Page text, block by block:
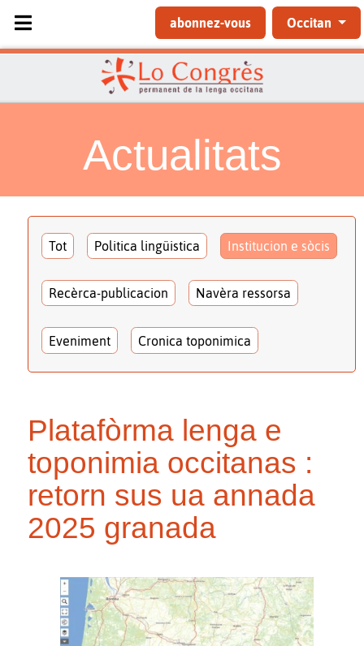
Sélectionnez votre langue
abonnez-vous Occitan
Actualitats
Tot Politica lingüistica Institucion e sòcis
Recèrca-publicacion Navèra ressorsa
Eveniment Cronica toponimica
Platafòrma lenga e
toponimia occitanas :
retorn sus ua annada
2025 granada